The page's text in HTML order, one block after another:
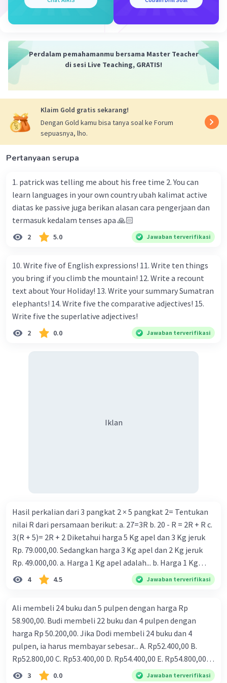
seen
city
My grandparents are the oldest members
in my family
office
Beri Rating ·5.0(1) Balas
Iklan
Salsabila M
Jawaban terverifikasi
berikut adalah contoh kalimat perbandingan
dalam bentuk kata sifat (adjective), komparatif
(comparative), dan superlatif:
Adjective:
The cat isbig .
The flower isbeautiful.
The mountain is tall.
The book isinteresting.
The cake isdelicious.
Comparative:
The rose is themost beautifulflower in
the garden.
Mount Everest is the tallestmountain in
the world.
The novel is the most interestingbook
The chocolate cake is themost delicious
Beri Rating ·0.0( 0) Balas
Alya A Level 21
10 Mei 2024 06:29
Terimakasih
Perdalam pemahamanmu bersama Master Teacher
di sesi Live Teaching, GRATIS!
Klaim Gold gratis sekarang!
Dengan Gold kamu bisa tanya soal ke Forum
sepuasnya, lho.
Pertanyaan serupa
1. patrick was telling me about his free time 2. You can
learn languages in your own country ubah kalimat active
diatas ke passive juga berikan alasan cara pengerjaan dan
termasuk kedalam tenses apa 🙏🏻
2 5.0 Jawaban terverifikasi
10. Write five of English expressions! 11. Write ten things
you bring if you climb the mountain! 12. Write a recount
text about Your Holiday! 13. Write your summary Sumatran
elephants! 14. Write five the comparative adjectives! 15.
Write five the superlative adjectives!
2 0.0 Jawaban terverifikasi
Iklan
Hasil perkalian dari 3 pangkat 2 × 5 pangkat 2= Tentukan
nilai R dari persamaan berikut: a. 27=3R b. 20 - R = 2R + R c.
3(R + 5)= 2R + 2 Diketahui harga 5 Kg apel dan 3 Kg jeruk
Rp. 79.000,00. Sedangkan harga 3 Kg apel dan 2 Kg jeruk
Rp. 49.000,00. a. Harga 1 Kg apel adalah... b. Harga 1 Kg
jeruk adalah... Jika kalian akan membuat dua buah bangun
tabung dengan diamete 14 cm dan tinggi 10 cm dari
butuhkan untuk membuat dua buah bangun tabung
tersebut? b. Berapakah volume setiap tabung tersebut?
4 4.5 Jawaban terverifikasi
Ali membeli 24 buku dan 5 pulpen dengan harga Rp
58.900,00. Budi membeli 22 buku dan 4 pulpen dengan
harga Rp 50.200,00. Jika Dodi membeli 24 buku dan 4
pulpen, ia harus membayar sebesar... A. Rp52.400,00 B.
Rp52.800,00 C. Rp53.400,00 D. Rp54.400,00 E. Rp54.800,00
tolong bantuu aku, aku butuh secepatnya &amp; caranya
3 0.0 Jawaban terverifikasi